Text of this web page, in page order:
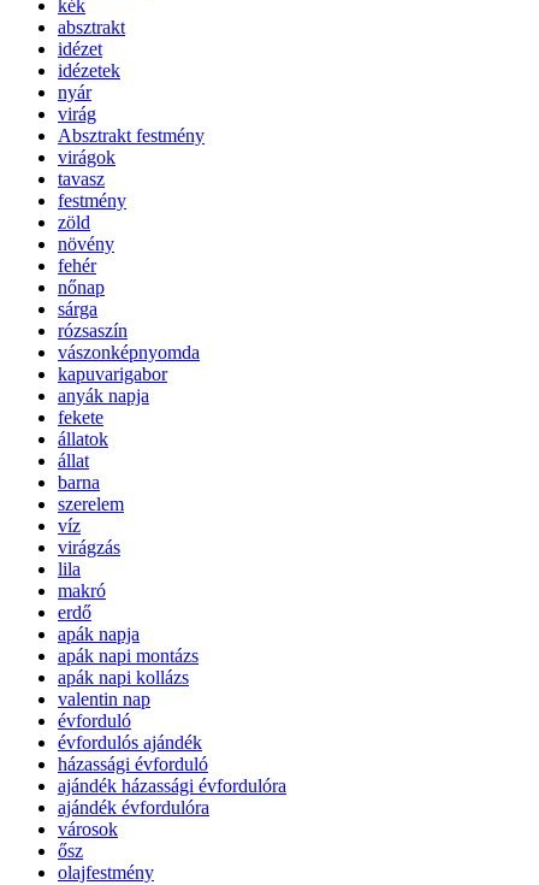
kék
absztrakt
idézet
idézetek
nyár
virág
Absztrakt festmény
virágok
tavasz
festmény
zöld
növény
fehér
nőnap
sárga
rózsaszín
vászonképnyomda
kapuvarigabor
anyák napja
fekete
állatok
állat
barna
szerelem
víz
virágzás
lila
makró
erdő
apák napja
apák napi montázs
apák napi kollázs
valentin nap
évforduló
évfordulós ajándék
házassági évforduló
ajándék házassági évfordulóra
ajándék évfordulóra
városok
ősz
olajfestmény